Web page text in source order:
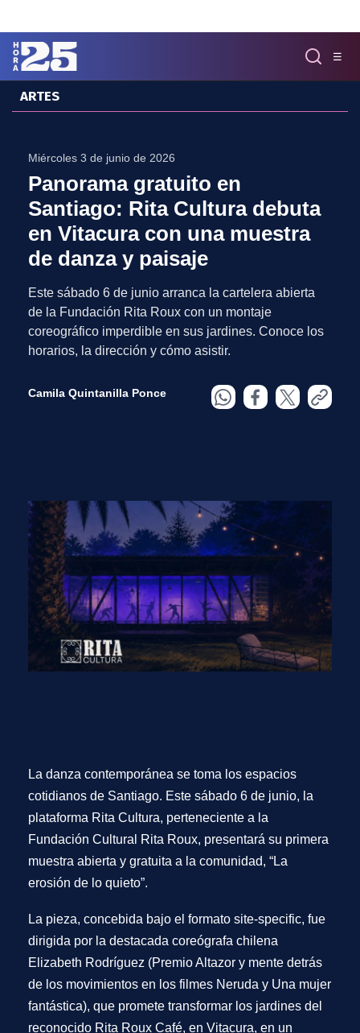
☰
MENÚ
Podcast
Artes
Cine y Series
Música
Patrimonio
EXCLUSIVO H25
ARTES
Miércoles 3 de junio de 2026
Panorama gratuito en
Santiago: Rita Cultura debuta
en Vitacura con una muestra
de danza y paisaje
Este sábado 6 de junio arranca la cartelera abierta
de la Fundación Rita Roux con un montaje
coreográfico imperdible en sus jardines. Conoce los
horarios, la dirección y cómo asistir.
Camila Quintanilla Ponce
La danza contemporánea se toma los espacios
cotidianos de Santiago. Este sábado 6 de junio, la
plataforma Rita Cultura, perteneciente a la
Fundación Cultural Rita Roux, presentará su primera
muestra abierta y gratuita a la comunidad, “La
erosión de lo quieto”.
La pieza, concebida bajo el formato site-specific, fue
dirigida por la destacada coreógrafa chilena
Elizabeth Rodríguez (Premio Altazor y mente detrás
de los movimientos en los filmes Neruda y Una mujer
fantástica), que promete transformar los jardines del
reconocido Rita Roux Café, en Vitacura, en un